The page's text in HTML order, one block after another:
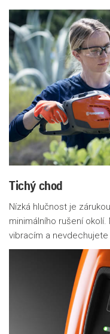
Tichý chod
Nízká hlučnost je
minimálního rušení
vibracím a